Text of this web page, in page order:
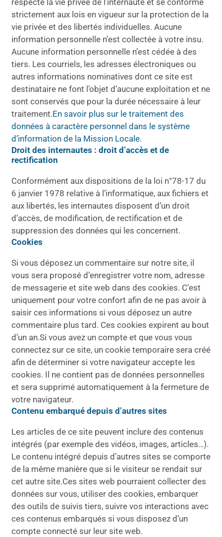
respecte la vie privée de l’internaute et se conforme
strictement aux lois en vigueur sur la protection de la
vie privée et des libertés individuelles. Aucune
information personnelle n’est collectée à votre insu.
Aucune information personnelle n’est cédée à des
tiers. Les courriels, les adresses électroniques ou
autres informations nominatives dont ce site est
destinataire ne font l’objet d’aucune exploitation et ne
sont conservés que pour la durée nécessaire à leur
traitement.En savoir plus sur le traitement des
données à caractère personnel dans le système
d’information de la Mission Locale.
Droit des internautes : droit d’accès et de
rectification
Conformément aux dispositions de la loi n°78-17 du
6 janvier 1978 relative à l’informatique, aux fichiers et
aux libertés, les internautes disposent d’un droit
d’accès, de modification, de rectification et de
suppression des données qui les concernent.
Cookies
Si vous déposez un commentaire sur notre site, il
vous sera proposé d’enregistrer votre nom, adresse
de messagerie et site web dans des cookies. C’est
uniquement pour votre confort afin de ne pas avoir à
saisir ces informations si vous déposez un autre
commentaire plus tard. Ces cookies expirent au bout
d’un an.Si vous avez un compte et que vous vous
connectez sur ce site, un cookie temporaire sera créé
afin de déterminer si votre navigateur accepte les
cookies. Il ne contient pas de données personnelles
et sera supprimé automatiquement à la fermeture de
votre navigateur.
Contenu embarqué depuis d’autres sites
Les articles de ce site peuvent inclure des contenus
intégrés (par exemple des vidéos, images, articles…).
Le contenu intégré depuis d’autres sites se comporte
de la même manière que si le visiteur se rendait sur
cet autre site.Ces sites web pourraient collecter des
données sur vous, utiliser des cookies, embarquer
des outils de suivis tiers, suivre vos interactions avec
ces contenus embarqués si vous disposez d’un
compte connecté sur leur site web.